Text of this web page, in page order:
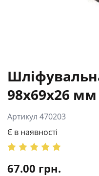
98х69х26 мм
Артикул 470203
Є в наявності
67.00 грн.